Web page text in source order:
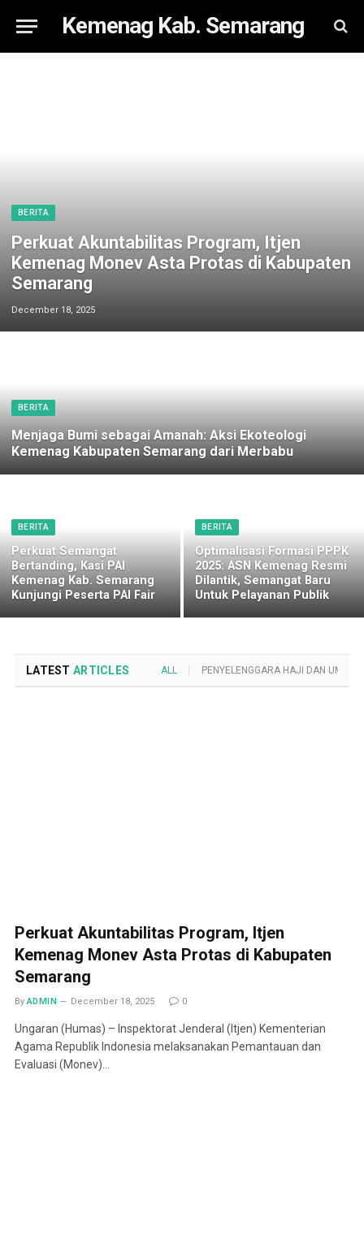
Kemenag Kab. Semarang
BERITA
Perkuat Akuntabilitas Program, Itjen
Kemenag Monev Asta Protas di Kabupaten
Semarang
December 18, 2025
BERITA
Menjaga Bumi sebagai Amanah: Aksi Ekoteologi
Kemenag Kabupaten Semarang dari Merbabu
BERITA
Perkuat Semangat
Bertanding, Kasi PAI
Kemenag Kab. Semarang
Kunjungi Peserta PAI Fair
BERITA
Optimalisasi Formasi PPPK
2025: ASN Kemenag Resmi
Dilantik, Semangat Baru
Untuk Pelayanan Publik
LATEST ARTICLES ALL PENYELENGGARA HAJI DAN UMROH
Perkuat Akuntabilitas Program, Itjen
Kemenag Monev Asta Protas di Kabupaten
Semarang
By ADMIN December 18, 2025 0
Ungaran (Humas) – Inspektorat Jenderal (Itjen) Kementerian
Agama Republik Indonesia melaksanakan Pemantauan dan
Evaluasi (Monev)…